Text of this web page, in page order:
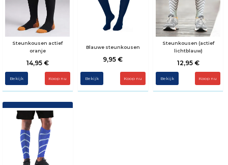
Steunkousen actief
oranje
14,95 €
Bekijk Koop nu
Blauwe steunkousen
9,95 €
Bekijk Koop nu
Steunkousen (actief
lichtblauw)
12,95 €
Bekijk Koop nu